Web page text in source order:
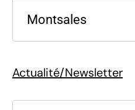
Montsales
Actualité/Newsletter